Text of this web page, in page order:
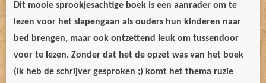
Dit mooie sprookjesachtige boek is een aanrader om te
lezen voor het slapengaan als ouders hun kinderen naar
bed brengen, maar ook ontzettend leuk om tussendoor
voor te lezen. Zonder dat het de opzet was van het boek
(ik heb de schrijver gesproken ;) komt het thema ruzie